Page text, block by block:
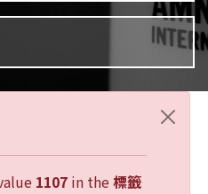
1107 in the 標籤